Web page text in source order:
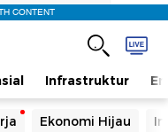
CONTENT
Infrastruktur
Ekonomi Hijau